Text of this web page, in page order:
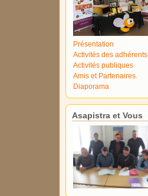
Présentation
Activités des adhérents
Activités publiques
Amis et Partenaires.
Diaporama
Asapistra et Vous